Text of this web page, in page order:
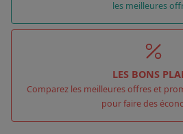
les meilleures
LES BONS
Comparez les meilleures offres et
pour faire des